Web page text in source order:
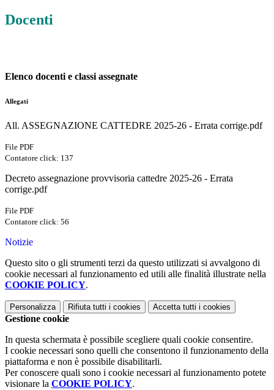
Docenti
Elenco docenti e classi assegnate
Allegati
All. ASSEGNAZIONE CATTEDRE 2025-26 - Errata corrige.pdf
File PDF
Contatore click: 137
Decreto assegnazione provvisoria cattedre 2025-26 - Errata
corrige.pdf
File PDF
Contatore click: 56
Notizie
Questo sito o gli strumenti terzi da questo utilizzati si avvalgono di
cookie necessari al funzionamento ed utili alle finalità illustrate nella
COOKIE POLICY.
Personalizza Rifiuta tutti i cookies Accetta tutti i cookies
Gestione cookie
In questa schermata è possibile scegliere quali cookie consentire.
I cookie necessari sono quelli che consentono il funzionamento della
piattaforma e non è possibile disabilitarli.
Per conoscere quali sono i cookie necessari al funzionamento potete
visionare la COOKIE POLICY.